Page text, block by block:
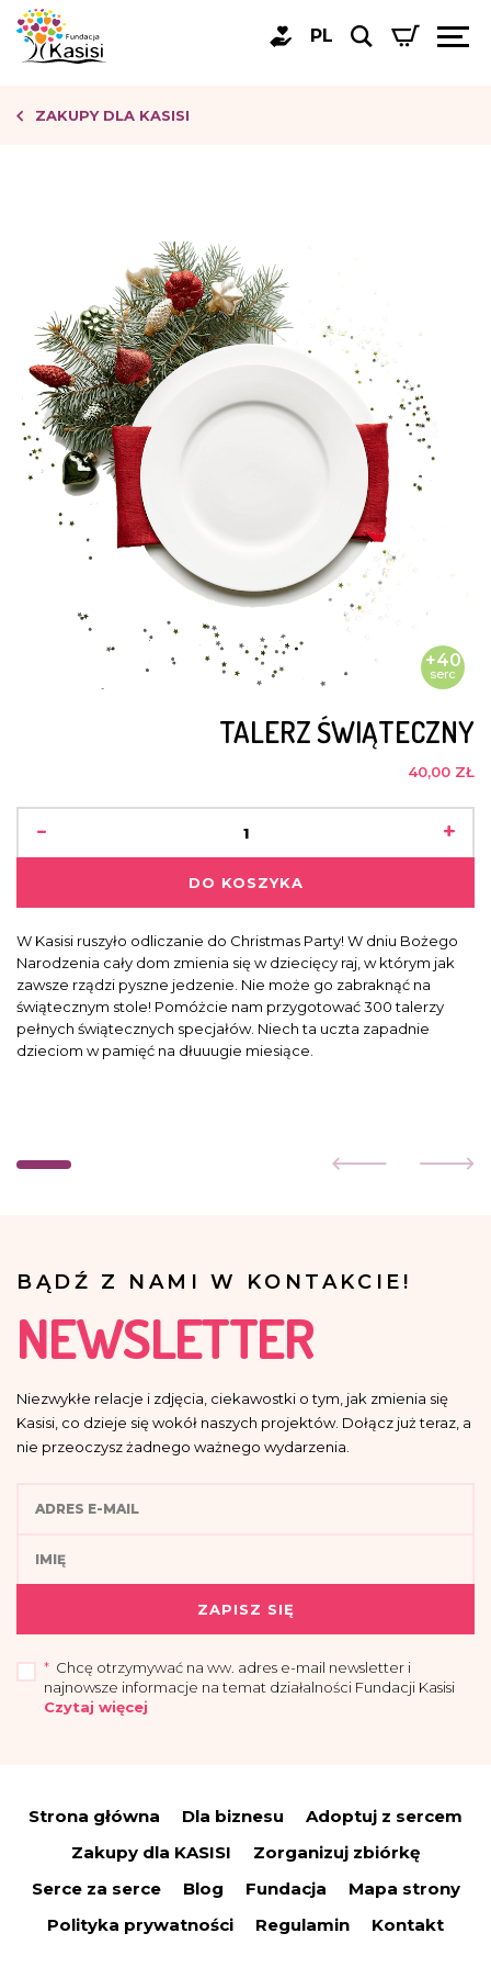
PL
ZAKUPY DLA KASISI
+40
serc
TALERZ ŚWIĄTECZNY
40,00 ZŁ
- +
DO KOSZYKA
W Kasisi ruszyło odliczanie do Christmas Party! W dniu Bożego
Narodzenia cały dom zmienia się w dziecięcy raj, w którym jak
zawsze rządzi pyszne jedzenie. Nie może go zabraknąć na
świątecznym stole! Pomóżcie nam przygotować 300 talerzy
pełnych świątecznych specjałów. Niech ta uczta zapadnie
dzieciom w pamięć na dłuuugie miesiące.
BĄDŹ Z NAMI W KONTAKCIE!
NEWSLETTER
Niezwykłe relacje i zdjęcia, ciekawostki o tym, jak zmienia się
Kasisi, co dzieje się wokół naszych projektów. Dołącz już teraz, a
nie przeoczysz żadnego ważnego wydarzenia.
ZAPISZ SIĘ
* Chcę otrzymywać na ww. adres e-mail newsletter i
najnowsze informacje na temat działalności Fundacji Kasisi
Czytaj więcej
Administrator wyznaczył Inspektora Danych Osobowych, z którym można się
Dane osobowe przetwarzane będą w celu:
a) wysyłki newslettera i informacji o działalności fundacji – co stanowi
6 ust. 1 lit. f RODO;
Strona główna Dla biznesu
Adoptuj z sercem
Zakupy dla KASISI
Zorganizuj zbiórkę
Serce za serce
Blog Fundacja
Mapa strony
Polityka prywatności
Regulamin Kontakt